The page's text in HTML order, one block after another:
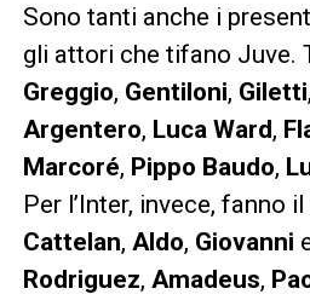
Sono tanti anche i
gli attori che tifano Juve.
Greggio, Gentiloni, Giletti,
Argentero, Luca Ward,
Marcoré, Pippo Baudo,
Per l’Inter, invece, fanno
Cattelan, Aldo, Giovanni
Rodriguez, Amadeus,